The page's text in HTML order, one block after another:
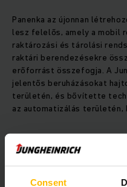
Consent
Panenka az újonnan
lesz felelős, amely a mobil
raktározási és tárolási
raktári berendezésekre
erőforrást összefogja. A
jelentős beruházásokat
területén, és bővítette
az automatizálás területén,
Rolf Najork, a Jungheinrich
elnöke: "Az automatizálás a
legnagyobb stratégiai
lehetőségeket rejt